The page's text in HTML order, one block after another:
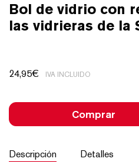
Bol de vidrio con reproducción de
las vidrieras de la
24,95€ IVA INCLUIDO
Comprar
Descripción Detalles